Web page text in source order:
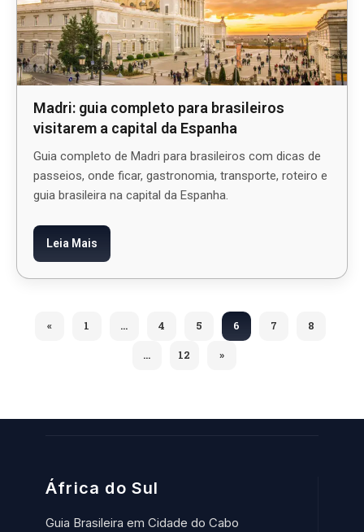
Madri: guia completo para brasileiros
visitarem a capital da Espanha
Guia completo de Madri para brasileiros com dicas de
passeios, onde ficar, gastronomia, transporte, roteiro e
guia brasileira na capital da Espanha.
Leia Mais
« 1 … 4 5 6 7
8
…
12 »
África do Sul
Guia Brasileira em Cidade do Cabo